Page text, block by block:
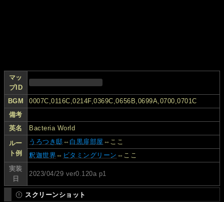
マッ
プID
BGM
0007C,0116C,0214F,0369C,0656B,0699A,0700,0701C
備考
英名
Bacteria World
ルー
ト例
うろつき邸 ⇔ 白黒扉部屋 ⇔ここ
釈迦世界 ⇔ ビタミングリーン ⇔ここ
実装
日
2023/04/29 ver0.120a p1
スクリーンショット